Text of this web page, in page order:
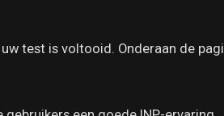
uw test is voltooid. Onderaan de